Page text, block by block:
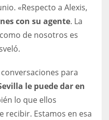
«Respecto a Alexis,
con su agente. La
de nosotros es
para
le puede dar en
lo que ellos
recibir. Estamos en esa